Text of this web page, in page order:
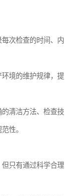
次检查的时间、内
境的维护规律，提
清洁方法、检查技
性。
只有通过科学合理